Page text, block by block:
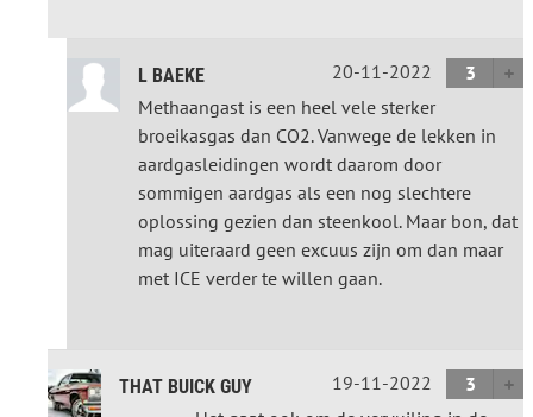
L BAEKE 20-11-2022
3
Methaangast is een heel vele sterker
broeikasgas dan CO2. Vanwege de lekken in
aardgasleidingen wordt daarom door
sommigen aardgas als een nog slechtere
oplossing gezien dan steenkool. Maar bon, dat
mag uiteraard geen excuus zijn om dan maar
met ICE verder te willen gaan.
THAT BUICK GUY 19-11-2022
3